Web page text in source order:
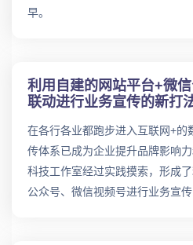
早。
利用自建的网站平台+微
联动进行业务宣传的新打
在各行各业都跑步进入互联网+的
传体系已成为企业提升品牌影响
科技工作室经过实践摸索，形成
公众号、微信视频号进行业务宣传